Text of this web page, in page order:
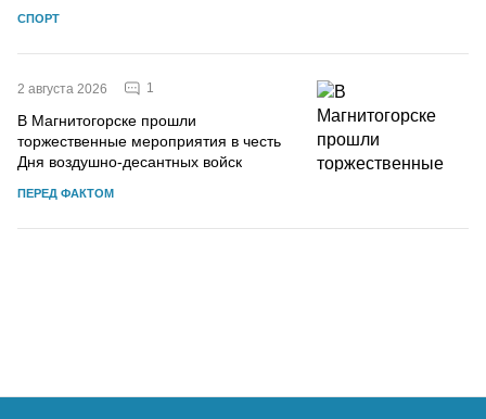
СПОРТ
2 августа 2026 1
В Магнитогорске прошли
торжественные мероприятия в честь
Дня воздушно-десантных войск
ПЕРЕД ФАКТОМ